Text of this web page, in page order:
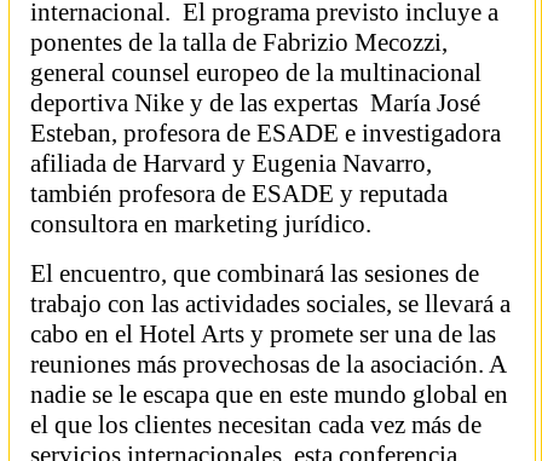
internacional. El programa previsto incluye a
ponentes de la talla de Fabrizio Mecozzi,
general counsel europeo de la multinacional
deportiva Nike y de las expertas María José
Esteban, profesora de ESADE e investigadora
afiliada de Harvard y Eugenia Navarro,
también profesora de ESADE y reputada
consultora en marketing jurídico.
El encuentro, que combinará las sesiones de
trabajo con las actividades sociales, se llevará a
cabo en el Hotel Arts y promete ser una de las
reuniones más provechosas de la asociación. A
nadie se le escapa que en este mundo global en
el que los clientes necesitan cada vez más de
servicios internacionales, esta conferencia